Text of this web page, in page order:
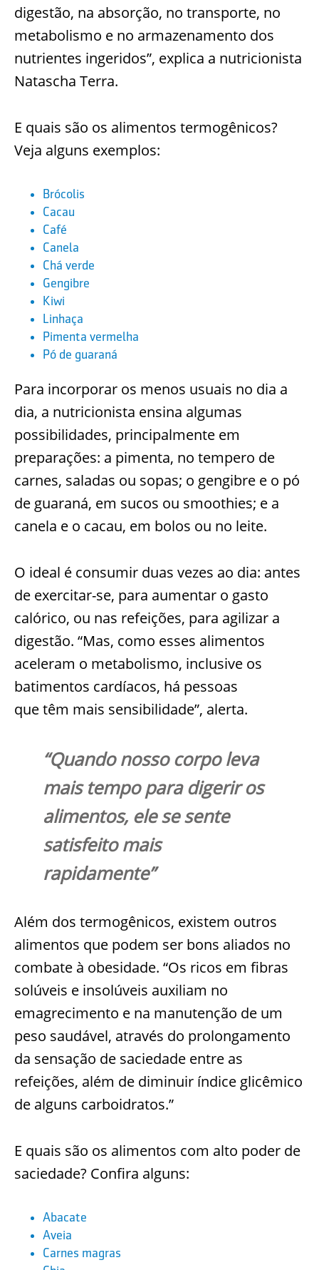
digestão, na absorção, no transporte, no
metabolismo e no armazenamento dos
nutrientes ingeridos”, explica a nutricionista
Natascha Terra.
E quais são os alimentos termogênicos?
Veja alguns exemplos:
Brócolis
Cacau
Café
Canela
Chá verde
Gengibre
Kiwi
Linhaça
Pimenta vermelha
Pó de guaraná
Para incorporar os menos usuais no dia a
dia, a nutricionista ensina algumas
possibilidades, principalmente em
preparações: a pimenta, no tempero de
carnes, saladas ou sopas; o gengibre e o pó
de guaraná, em sucos ou smoothies; e a
canela e o cacau, em bolos ou no leite.
O ideal é consumir duas vezes ao dia: antes
de exercitar-se, para aumentar o gasto
calórico, ou nas refeições, para agilizar a
digestão. “Mas, como esses alimentos
aceleram o metabolismo, inclusive os
batimentos cardíacos, há pessoas
que têm mais sensibilidade”, alerta.
“Quando nosso corpo leva
mais tempo para digerir os
alimentos, ele se sente
satisfeito mais
rapidamente”
Além dos termogênicos, existem outros
alimentos que podem ser bons aliados no
combate à obesidade. “Os ricos em fibras
solúveis e insolúveis auxiliam no
emagrecimento e na manutenção de um
peso saudável, através do prolongamento
da sensação de saciedade entre as
refeições, além de diminuir índice glicêmico
de alguns carboidratos.”
E quais são os alimentos com alto poder de
saciedade? Confira alguns:
Abacate
Aveia
Carnes magras